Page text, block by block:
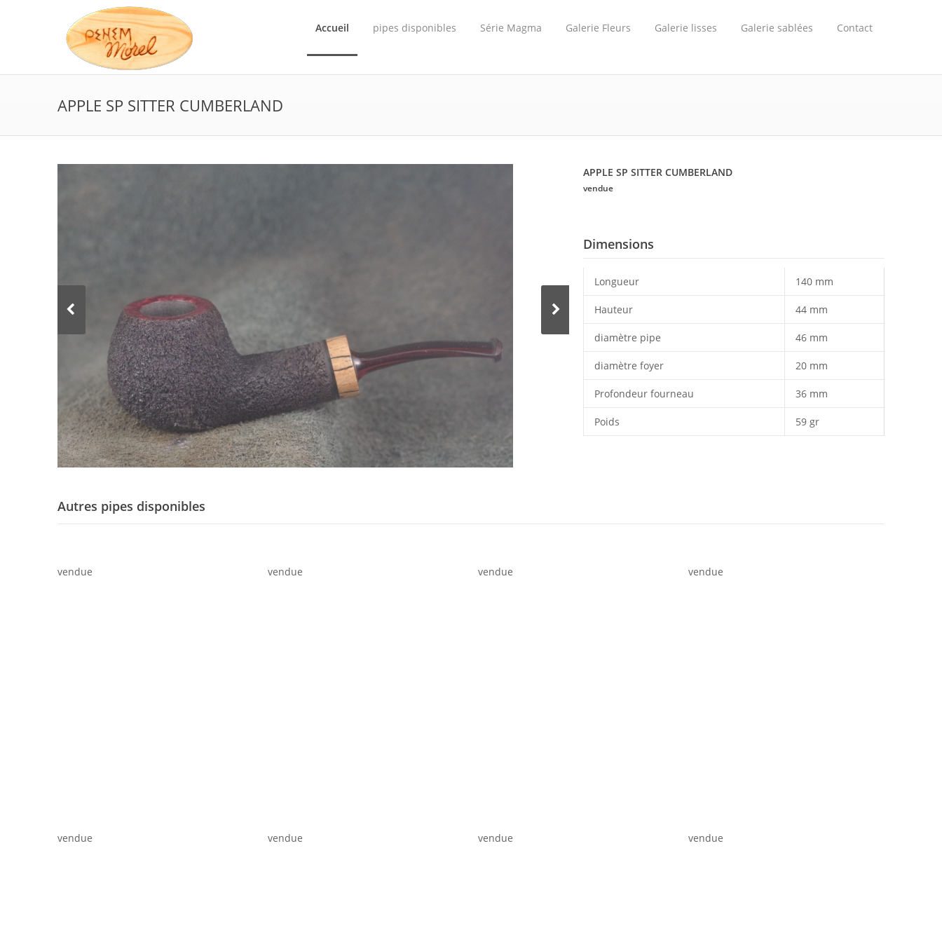
Accueil pipes disponibles Série Magma Galerie Fleurs Galerie lisses Galerie sablées Contact
APPLE SP SITTER CUMBERLAND
APPLE SP SITTER CUMBERLAND
vendue
Dimensions
Longueur 140 mm
Hauteur 44 mm
diamètre pipe 46 mm
diamètre foyer 20 mm
Profondeur fourneau 36 mm
Poids 59 gr
Autres pipes disponibles
vendue vendue vendue vendue
vendue vendue vendue vendue